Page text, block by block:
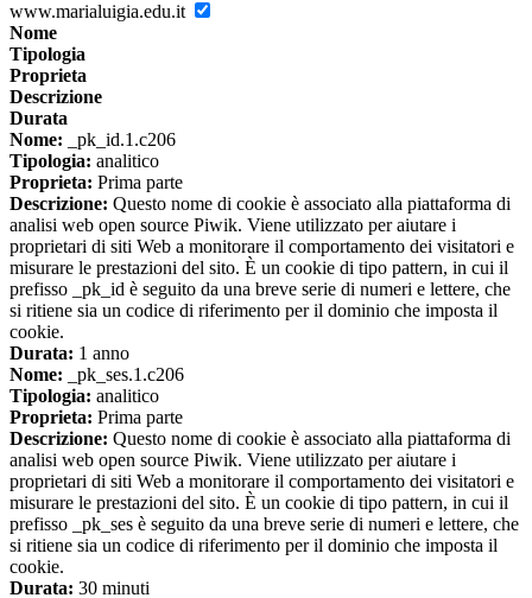
www.marialuigia.edu.it
Nome
Tipologia
Proprieta
Descrizione
Durata
Nome: _pk_id.1.c206
Tipologia: analitico
Proprieta: Prima parte
Descrizione: Questo nome di cookie è associato alla piattaforma di
analisi web open source Piwik. Viene utilizzato per aiutare i
proprietari di siti Web a monitorare il comportamento dei visitatori e
misurare le prestazioni del sito. È un cookie di tipo pattern, in cui il
prefisso _pk_id è seguito da una breve serie di numeri e lettere, che
si ritiene sia un codice di riferimento per il dominio che imposta il
cookie.
Durata: 1 anno
Nome: _pk_ses.1.c206
Tipologia: analitico
Proprieta: Prima parte
Descrizione: Questo nome di cookie è associato alla piattaforma di
analisi web open source Piwik. Viene utilizzato per aiutare i
proprietari di siti Web a monitorare il comportamento dei visitatori e
misurare le prestazioni del sito. È un cookie di tipo pattern, in cui il
prefisso _pk_ses è seguito da una breve serie di numeri e lettere, che
si ritiene sia un codice di riferimento per il dominio che imposta il
cookie.
Durata: 30 minuti